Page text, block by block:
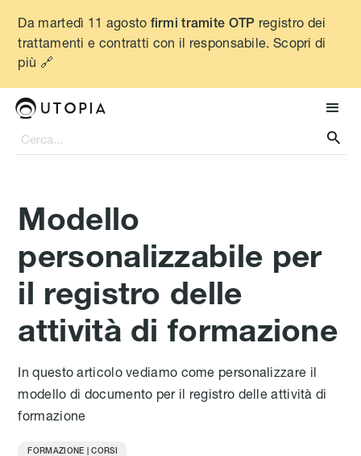
Da martedì 11 agosto firmi tramite OTP registro dei
trattamenti e contratti con il responsabile. Scopri di
più 🔗

Modello
personalizzabile per
il registro delle
attività di formazione
In questo articolo vediamo come personalizzare il
modello di documento per il registro delle attività di
formazione
FORMAZIONE | CORSI